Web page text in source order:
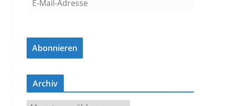
a
l
-
d
Abonnieren
Archiv